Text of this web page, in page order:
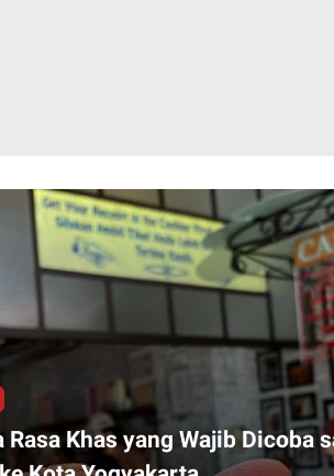
Rasa Khas yang Wajib Dicoba